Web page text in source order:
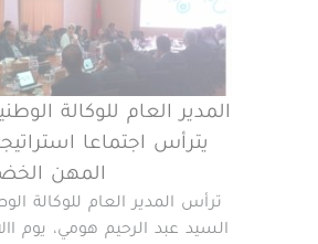
المدير العام للوكالة
يترأس اجتماعا
المهن
ترأس المدير العام للوكالة